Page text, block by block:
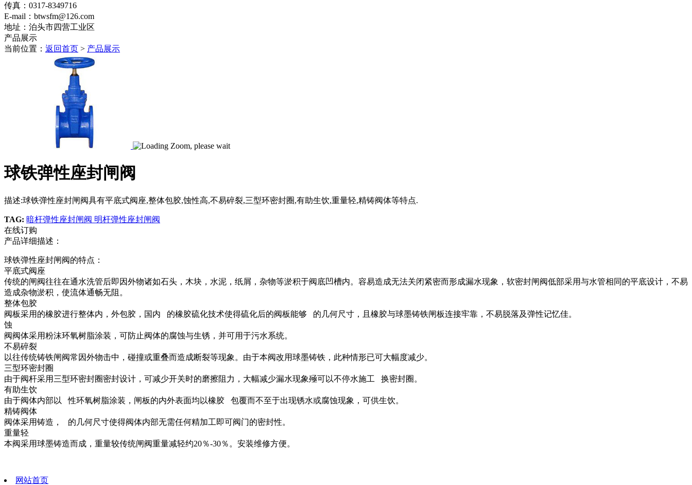
传真：0317-8349716
E-mail：btwsfm@126.com
地址：泊头市四营工业区
产品展示
当前位置： 返回首页 > 产品展示
球铁弹性座封闸阀
描述:球铁弹性座封闸阀具有平底式阀座,整体包胶,蚀性高,不易碎裂,三型环密封圈,有助生饮,重量轻,精铸阀体等特点.
TAG: 暗杆弹性座封闸阀 明杆弹性座封闸阀
在线订购
产品详细描述：
球铁弹性座封闸阀的特点：
平底式阀座
传统的闸阀往往在通水洗管后即因外物诸如石头，木块，水泥，纸屑，杂物等淤积于阀底凹槽内。容易造成无法关闭紧密而形成漏水现象，软密封闸阀低部采用与水管相同的平底设计，不易
造成杂物淤积，使流体通畅无阻。
整体包胶
阀板采用的橡胶进行整体内，外包胶，国内 的橡胶硫化技术使得硫化后的阀板能够 的几何尺寸，且橡胶与球墨铸铁闸板连接牢靠，不易脱落及弹性记忆佳。
蚀
阀阀体采用粉沫环氧树脂涂装，可防止阀体的腐蚀与生锈，并可用于污水系统。
不易碎裂
以往传统铸铁闸阀常因外物击中，碰撞或重叠而造成断裂等现象。由于本阀改用球墨铸铁，此种情形已可大幅度减少。
三型环密封圈
由于阀杆采用三型环密封圈密封设计，可减少开关时的磨擦阻力，大幅减少漏水现象殛可以不停水施工 换密封圈。
有助生饮
由于阀体内部以 性环氧树脂涂装，闸板的内外表面均以橡胶 包覆而不至于出现锈水或腐蚀现象，可供生饮。
精铸阀体
阀体采用铸造， 的几何尺寸使得阀体内部无需任何精加工即可阀门的密封性。
重量轻
本阀采用球墨铸造而成，重量较传统闸阀重量减轻约20％-30％。安装维修方便。
网站首页